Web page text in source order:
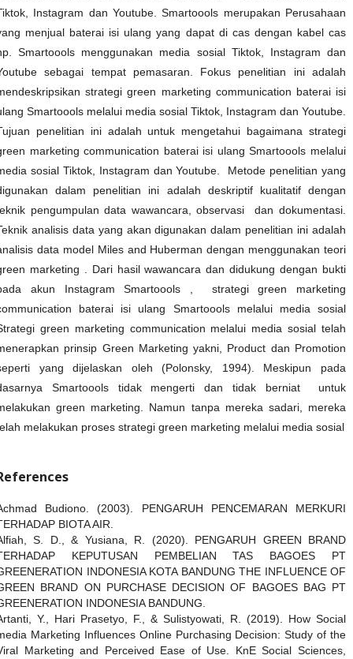
Instagram dan Youtube. Smartoools merupakan Perusahaan
menjual baterai isi ulang yang dapat di cas dengan kabel cas
Smartoools menggunakan media sosial Tiktok, Instagram dan
sebagai tempat pemasaran. Fokus penelitian ini adalah
strategi green marketing communication baterai isi
Smartoools melalui media sosial Tiktok, Instagram dan Youtube.
penelitian ini adalah untuk mengetahui bagaimana strategi
marketing communication baterai isi ulang Smartoools melalui
sosial Tiktok, Instagram dan Youtube. Metode penelitian yang
dalam penelitian ini adalah deskriptif kualitatif dengan
pengumpulan data wawancara, observasi dan dokumentasi.
analisis data yang akan digunakan dalam penelitian ini adalah
data model Miles and Huberman dengan menggunakan teori
marketing . Dari hasil wawancara dan didukung dengan bukti
akun Instagram Smartoools , strategi green marketing
baterai isi ulang Smartoools melalui media sosial
green marketing communication melalui media sosial telah
prinsip Green Marketing yakni, Product dan Promotion
yang dijelaskan oleh (Polonsky, 1994). Meskipun pada
Smartoools tidak mengerti dan tidak berniat untuk
green marketing. Namun tanpa mereka sadari, mereka
melakukan proses strategi green marketing melalui media sosial
Budiono. (2003). PENGARUH PENCEMARAN MERKURI
BIOTA AIR.
S. D., & Yusiana, R. (2020). PENGARUH GREEN BRAND
KEPUTUSAN PEMBELIAN TAS BAGOES PT
INDONESIA KOTA BANDUNG THE INFLUENCE OF
BRAND ON PURCHASE DECISION OF BAGOES BAG PT
INDONESIA BANDUNG.
Y., Hari Prasetyo, F., & Sulistyowati, R. (2019). How Social
Marketing Influences Online Purchasing Decision: Study of the
Marketing and Perceived Ease of Use. KnE Social Sciences,